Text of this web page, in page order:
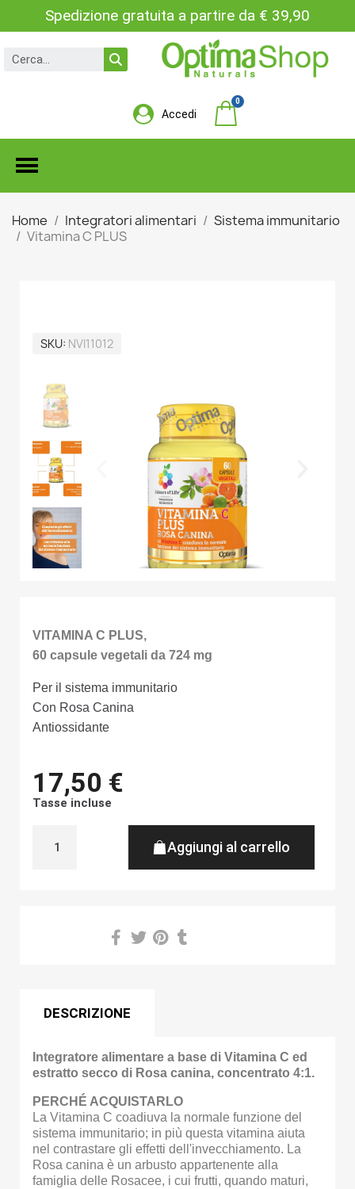
Spedizione gratuita a partire da € 39,90
Accedi
Home Integratori alimentari
Sistema immunitario
Vitamina C PLUS
SKU NVI11012
VITAMINA C PLUS,
60 capsule vegetali da 724 mg
Per il sistema immunitario
Con Rosa Canina
Antiossidante
17,50 €
Tasse incluse
Aggiungi al carrello
DESCRIZIONE
Integratore alimentare a base di Vitamina C ed
estratto secco di Rosa canina, concentrato 4:1.
PERCHÉ ACQUISTARLO
La Vitamina C coadiuva la normale funzione del
sistema immunitario; in più questa vitamina aiuta
nel contrastare gli effetti dell'invecchiamento. La
Rosa canina è un arbusto appartenente alla
famiglia delle Rosacee, i cui frutti, quando maturi,